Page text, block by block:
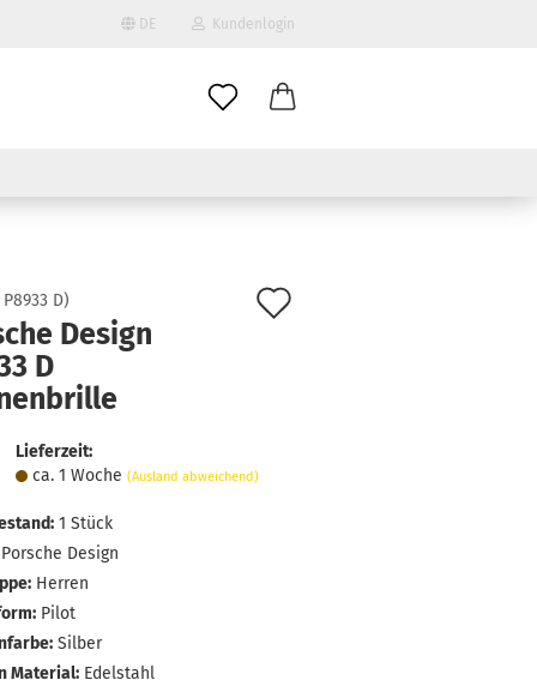
DE Kundenlogin
vergessen?
P8933 D)
Design
D
Lieferzeit:
ca. 1 Woche (Ausland abweichend)
1 Stück
Porsche Design
Herren
Pilot
Silber
Material: Edelstahl